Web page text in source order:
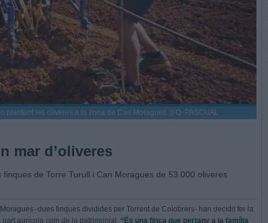
plantant les oliveres a la zona de Can Moragues. || Q. PASCUAL
mar d’oliveres
de Torre Turull i Can Moragues de 53.000 oliveres
-dues finques dividides per Torrent de Colobrers- han decidit fer la
agrícola com de la patrimonial. “És una finca que pertany a la família